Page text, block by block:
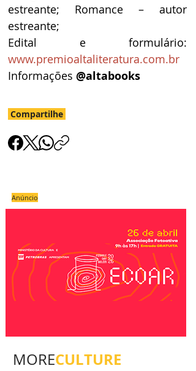
estreante; Romance – autor
estreante;
www.premioaltaliteratura.com.br
Informações @altabooks
Compartilhe
Anúncio
MORECULTURE